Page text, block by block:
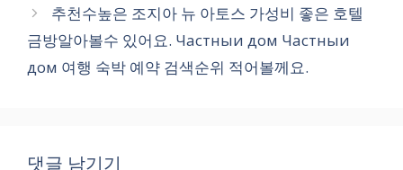
추천수높은 조지아 뉴 아토스 가성비 좋은 호텔
금방알아볼수 있어요. Частныи дом Частныи
дом 여행 숙박 예약 검색순위 적어볼께요.
댓글 남기기